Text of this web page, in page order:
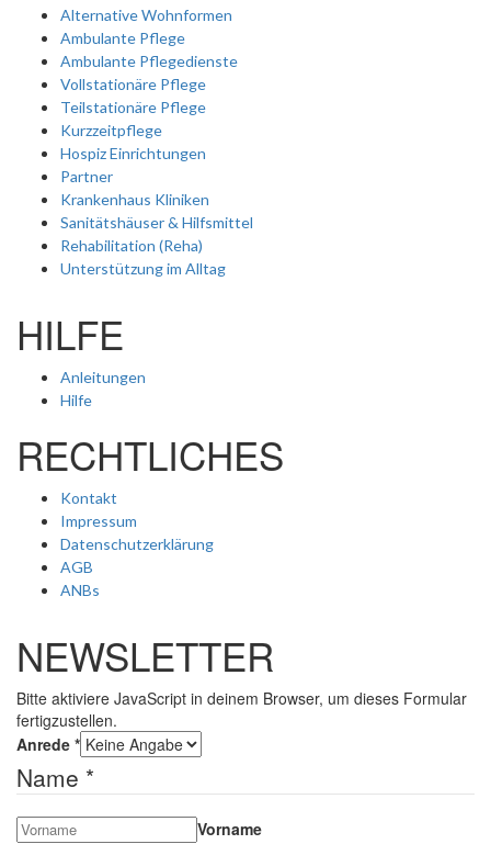
Alternative Wohnformen
Ambulante Pflege
Ambulante Pflegedienste
Vollstationäre Pflege
Teilstationäre Pflege
Kurzzeitpflege
Hospiz Einrichtungen
Partner
Krankenhaus Kliniken
Sanitätshäuser & Hilfsmittel
Rehabilitation (Reha)
Unterstützung im Alltag
HILFE
Anleitungen
Hilfe
RECHTLICHES
Kontakt
Impressum
Datenschutzerklärung
AGB
ANBs
NEWSLETTER
Bitte aktiviere JavaScript in deinem Browser, um dieses Formular
fertigzustellen.
Anrede *
Name *
Vorname